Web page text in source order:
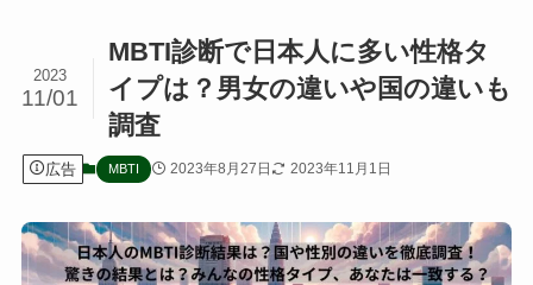
MBTI診断で日本人に多い性格タ
イプは？男女の違いや国の違いも
調査
2023
11/01
広告 MBTI 2023年8月27日 2023年11月1日